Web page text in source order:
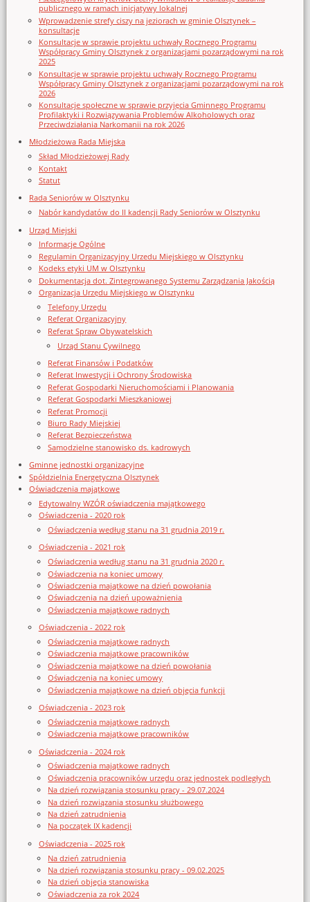
publicznego w ramach inicjatywy lokalnej
Wprowadzenie strefy ciszy na jeziorach w gminie Olsztynek –
konsultacje
Konsultacje w sprawie projektu uchwały Rocznego Programu
Współpracy Gminy Olsztynek z organizacjami pozarządowymi na rok
2025
Konsultacje w sprawie projektu uchwały Rocznego Programu
Współpracy Gminy Olsztynek z organizacjami pozarządowymi na rok
2026
Konsultacje społeczne w sprawie przyjęcia Gminnego Programu
Profilaktyki i Rozwiązywania Problemów Alkoholowych oraz
Przeciwdziałania Narkomanii na rok 2026
Młodzieżowa Rada Miejska
Skład Młodzieżowej Rady
Kontakt
Statut
Rada Seniorów w Olsztynku
Nabór kandydatów do II kadencji Rady Seniorów w Olsztynku
Urząd Miejski
Informacje Ogólne
Regulamin Organizacyjny Urzedu Miejskiego w Olsztynku
Kodeks etyki UM w Olsztynku
Dokumentacja dot. Zintegrowanego Systemu Zarządzania Jakością
Organizacja Urzędu Miejskiego w Olsztynku
Telefony Urzędu
Referat Organizacyjny
Referat Spraw Obywatelskich
Urząd Stanu Cywilnego
Referat Finansów i Podatków
Referat Inwestycji i Ochrony Środowiska
Referat Gospodarki Nieruchomościami i Planowania
Referat Gospodarki Mieszkaniowej
Referat Promocji
Biuro Rady Miejskiej
Referat Bezpieczeństwa
Samodzielne stanowisko ds. kadrowych
Gminne jednostki organizacyjne
Spółdzielnia Energetyczna Olsztynek
Oświadczenia majątkowe
Edytowalny WZÓR oświadczenia majątkowego
Oświadczenia - 2020 rok
Oświadczenia według stanu na 31 grudnia 2019 r.
Oświadczenia - 2021 rok
Oświadczenia według stanu na 31 grudnia 2020 r.
Oświadczenia na koniec umowy
Oświadczenia majątkowe na dzień powołania
Oświadczenia na dzień upoważnienia
Oświadczenia majątkowe radnych
Oświadczenia - 2022 rok
Oświadczenia majątkowe radnych
Oświadczenia majątkowe pracowników
Oświadczenia majątkowe na dzień powołania
Oświadczenia na koniec umowy
Oświadczenia majątkowe na dzień objęcia funkcji
Oświadczenia - 2023 rok
Oświadczenia majątkowe radnych
Oświadczenia majątkowe pracowników
Oświadczenia - 2024 rok
Oświadczenia majątkowe radnych
Oświadczenia pracowników urzędu oraz jednostek podległych
Na dzień rozwiązania stosunku pracy - 29.07.2024
Na dzień rozwiązania stosunku służbowego
Na dzień zatrudnienia
Na początek IX kadencji
Oświadczenia - 2025 rok
Na dzień zatrudnienia
Na dzień rozwiązania stosunku pracy - 09.02.2025
Na dzień objęcia stanowiska
Oświadczenia za rok 2024